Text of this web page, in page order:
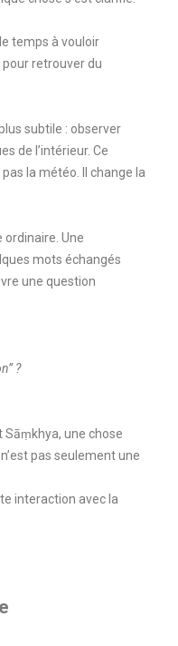
temps à vouloir
retrouver du
subtile : observer
de l’intérieur. Ce
la météo. Il change la
ordinaire. Une
mots échangés
une question
?
Sāṃkhya, une chose
pas seulement une
interaction avec la